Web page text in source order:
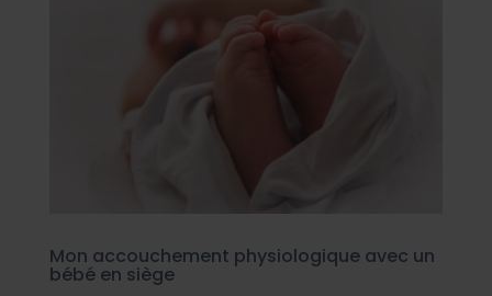
Mon accouchement physiologique avec un
bébé en siège